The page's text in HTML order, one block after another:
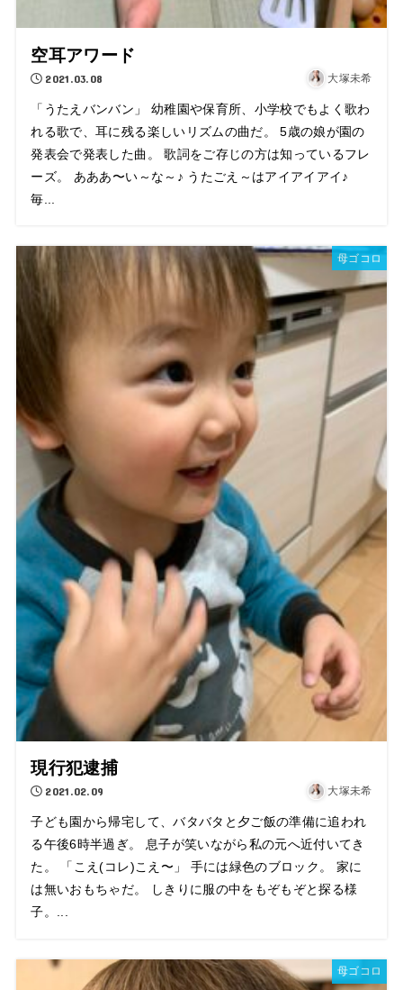
空耳アワード
2021.03.08 大塚未希
「うたえバンバン」 幼稚園や保育所、小学校でもよく歌わ
れる歌で、耳に残る楽しいリズムの曲だ。 5歳の娘が園の
発表会で発表した曲。 歌詞をご存じの方は知っているフレ
ーズ。 あああ〜い～な～♪ うたごえ～はアイアイアイ♪
毎...
母ゴコロ
現行犯逮捕
2021.02.09 大塚未希
子ども園から帰宅して、バタバタと夕ご飯の準備に追われ
る午後6時半過ぎ。 息子が笑いながら私の元へ近付いてき
た。 「こえ(コレ)こえ〜」 手には緑色のブロック。 家に
は無いおもちゃだ。 しきりに服の中をもぞもぞと探る様
子。...
母ゴコロ